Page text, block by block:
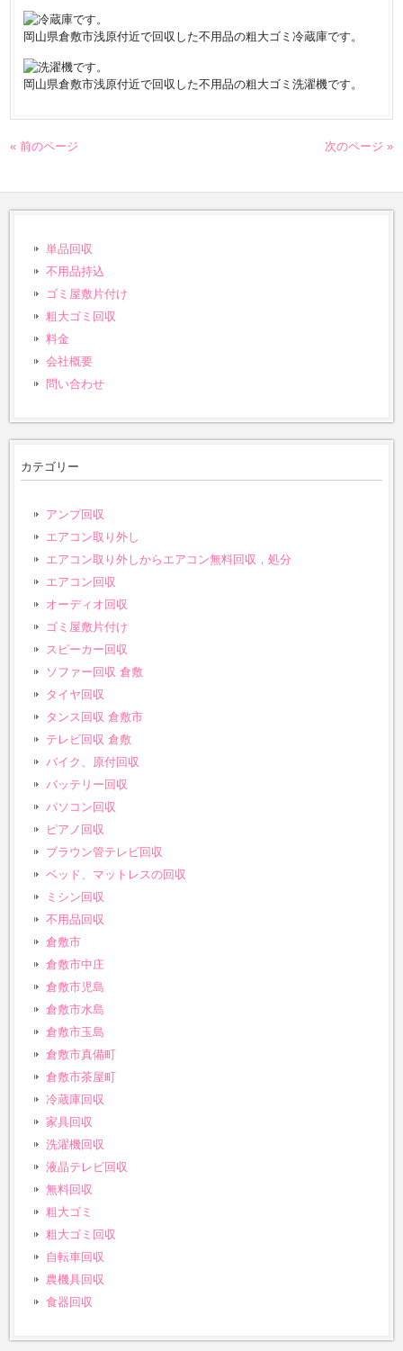
岡山県倉敷市浅原付近で回収した不用品の粗大ゴミ冷蔵庫です。
岡山県倉敷市浅原付近で回収した不用品の粗大ゴミ洗濯機です。
« 前のページ 次のページ »
単品回収
不用品持込
ゴミ屋敷片付け
粗大ゴミ回収
料金
会社概要
問い合わせ
カテゴリー
アンプ回収
エアコン取り外し
エアコン取り外しからエアコン無料回収，処分
エアコン回収
オーディオ回収
ゴミ屋敷片付け
スピーカー回収
ソファー回収 倉敷
タイヤ回収
タンス回収 倉敷市
テレビ回収 倉敷
バイク、原付回収
バッテリー回収
パソコン回収
ピアノ回収
ブラウン管テレビ回収
ベッド、マットレスの回収
ミシン回収
不用品回収
倉敷市
倉敷市中庄
倉敷市児島
倉敷市水島
倉敷市玉島
倉敷市真備町
倉敷市茶屋町
冷蔵庫回収
家具回収
洗濯機回収
液晶テレビ回収
無料回収
粗大ゴミ
粗大ゴミ回収
自転車回収
農機具回収
食器回収